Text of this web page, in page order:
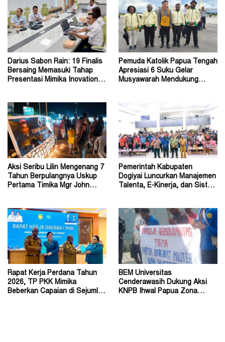
Darius Sabon Rain: 19 Finalis
Bersaing Memasuki Tahap
Presentasi Mimika Inovation
Pemuda Katolik Papua Tengah
Apresiasi 6 Suku Gelar
Musyawarah Mendukung
Aksi Seribu Lilin Mengenang 7
Tahun Berpulangnya Uskup
Pertama Timika Mgr John
Pemerintah Kabupaten
Dogiyai Luncurkan Manajemen
Talenta, E-Kinerja, dan Sistem
Rapat Kerja Perdana Tahun
2026, TP PKK Mimika
Beberkan Capaian di Sejumlah
BEM Universitas
Cenderawasih Dukung Aksi
KNPB Ihwal Papua Zona